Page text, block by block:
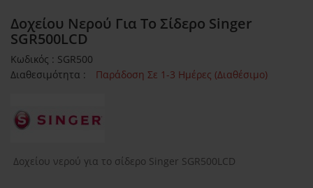
Δοχείου Νερού Για Το Σίδερο Singer
SGR500LCD
Κωδικός : SGR500
Διαθεσιμότητα :
Παράδοση Σε 1-3 Ημέρες (Διαθέσιμο)
Δοχείου νερού για το σίδερο Singer SGR500LCD